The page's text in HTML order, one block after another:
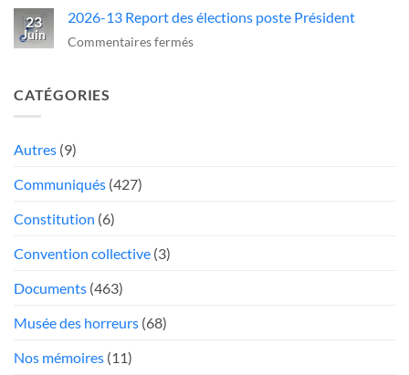
manœuvre
dangereuse
chauffeurs
de
mettre
un
23
Juin
2026-13 Report des élections poste Président
Commentaires ferméssur
CATÉGORIES
Autres (9)
Communiqués (427)
Constitution (6)
Convention collective (3)
Documents (463)
Musée des horreurs (68)
Nos mémoires (11)